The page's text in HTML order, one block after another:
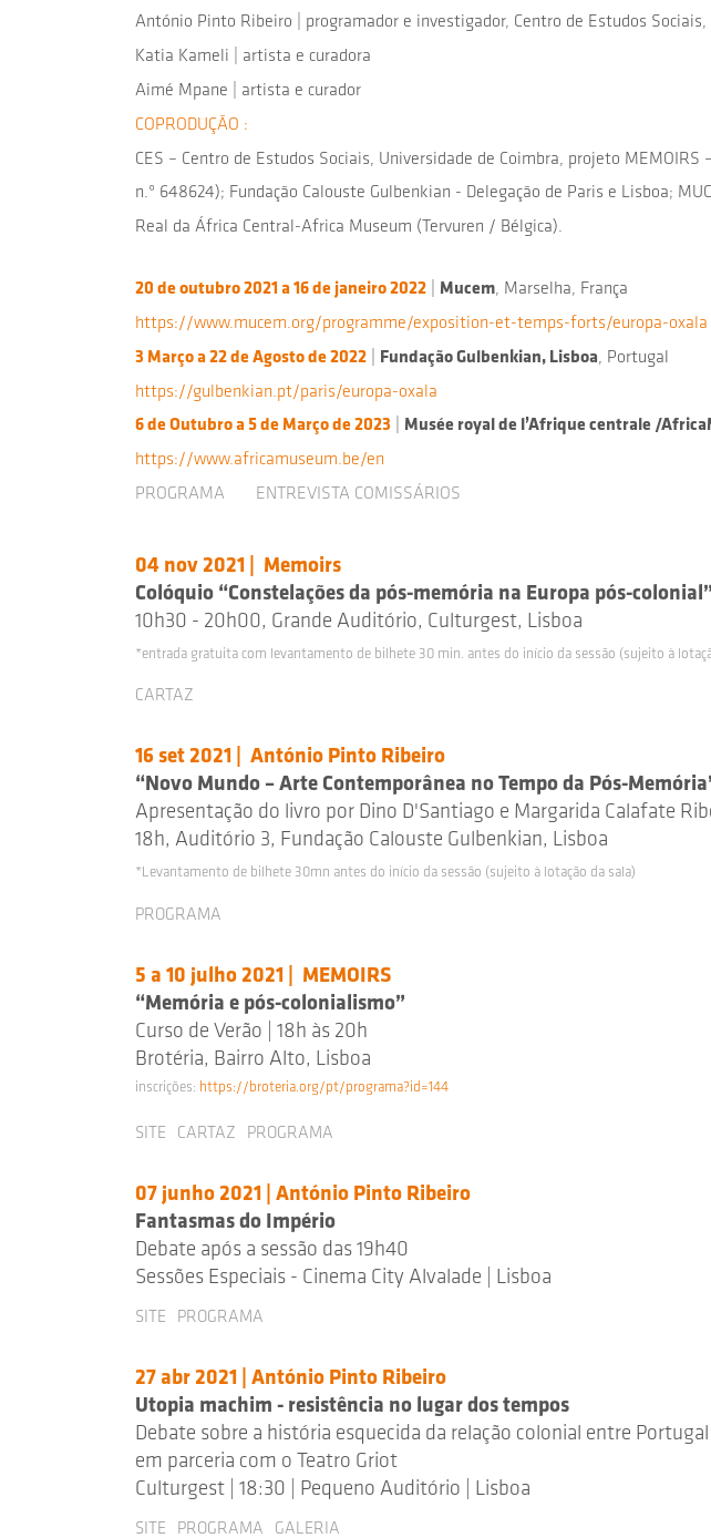
António Pinto Ribeiro | programador e investigador, Centro de Estudos Sociais,
Katia Kameli | artista e curadora
Aimé Mpane | artista e curador
COPRODUÇÃO :
CES – Centro de Estudos Sociais, Universidade de Coimbra, projeto
n.º 648624); Fundação Calouste Gulbenkian - Delegação de Paris e Lisboa;
Real da África Central-Africa Museum (Tervuren / Bélgica).
20 de outubro 2021 a 16 de janeiro 2022 Mucem, Marselha, França
https://www.mucem.org/programme/exposition-et-temps-forts/europa-oxala
3 Março a 22 de Agosto de 2022
Fundação Gulbenkian, Lisboa, Portugal
https://gulbenkian.pt/paris/europa-oxala
6 de Outubro a 5 de Março de 2023
Musée royal de l’Afrique centrale /
https://www.africamuseum.be/en
PROGRAMA
ENTREVISTA COMISSÁRIOS
04 nov 2021 | Memoirs
Colóquio “Constelações da pós-memória na Europa pós-colonial”
10h30 - 20h00, Grande Auditório, Culturgest, Lisboa
*entrada gratuita com levantamento de bilhete 30 min. antes do início da sessão (sujeito à
CARTAZ
16 set 2021 | António Pinto Ribeiro
“Novo Mundo – Arte Contemporânea no Tempo da Pós-
Apresentação do livro por Dino D'Santiago e Margarida Calafate
18h, Auditório 3, Fundação Calouste Gulbenkian, Lisboa
*Levantamento de bilhete 30mn antes do início da sessão (sujeito à lotação da sala)
PROGRAMA
5 a 10 julho 2021 | MEMOIRS
“Memória e pós-colonialismo”
Curso de Verão | 18h às 20h
Brotéria, Bairro Alto, Lisboa
inscrições: https://broteria.org/pt/programa?id=144
SITE CARTAZ PROGRAMA
07 junho 2021 | António Pinto Ribeiro
Fantasmas do Império
Debate após a sessão das 19h40
Sessões Especiais - Cinema City Alvalade | Lisboa
SITE PROGRAMA
27 abr 2021 | António Pinto Ribeiro
Utopia machim - resistência no lugar dos tempos
Debate sobre a história esquecida da relação colonial entre Portugal
em parceria com o Teatro Griot
Culturgest | 18:30 | Pequeno Auditório | Lisboa
SITE PROGRAMA GALERIA